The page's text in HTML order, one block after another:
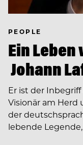
PEOPLE
Ein Leben
Johann
Er ist der
Visionär am Herd
der
lebende